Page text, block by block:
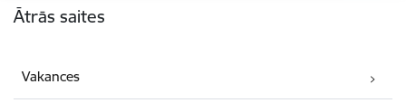
Ātrās saites
Vakances